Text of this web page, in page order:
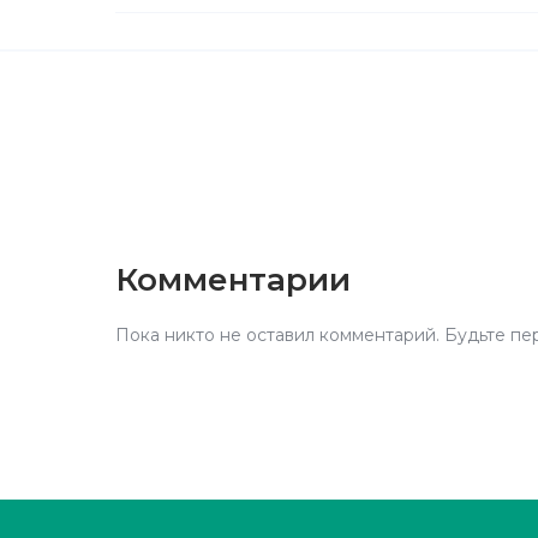
Комментарии
Пока никто не оставил комментарий. Будьте